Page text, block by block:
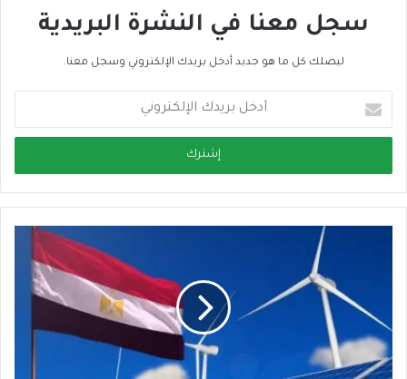
سجل معنا في النشرة البريدية
ليصلك كل ما هو جديد أدخل بريدك الإلكتروني وسجل معنا.
خ
ب
ر
ل
ت